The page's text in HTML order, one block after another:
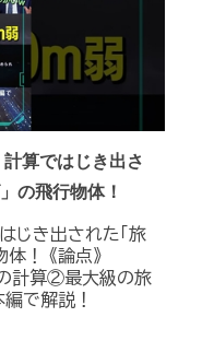
計算ではじき出さ
の飛行物体！
じき出された「旅
！ 《論点》
計算②最大級の旅
で解説！